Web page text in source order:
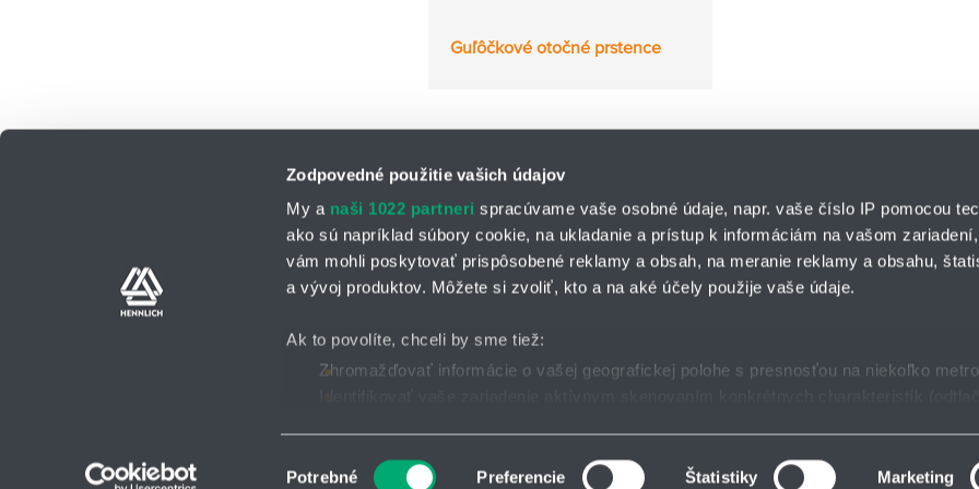
Zodpovedné použitie vašich údajov
My a naši 1022 partneri spracúvame vaše osobné údaje, napr. vaše číslo IP pomocou
ako sú napríklad súbory cookie, na ukladanie a prístup k informáciám na vašom
vám mohli poskytovať prispôsobené reklamy a obsah, na meranie reklamy a obsahu,
a vývoj produktov. Môžete si zvoliť, kto a na aké účely použije vaše údaje.
Ak to povolíte, chceli by sme tiež:
Zhromažďovať informácie o vašej geografickej polohe s presnosťou na niekoľko
Potrebné Preferencie Štatistiky Marketing
Guľôčkové otočné prstence
HENNLICH s.r.o.
Košťany nad Turcom